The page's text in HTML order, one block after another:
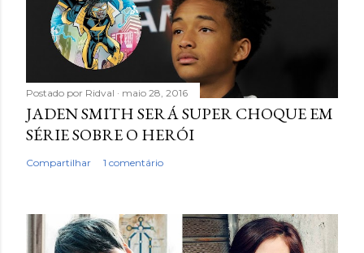
Postado por Ridval maio 28, 2016
JADEN SMITH SERÁ SUPER CHOQUE EM
SÉRIE SOBRE O HERÓI
Compartilhar 1 comentário